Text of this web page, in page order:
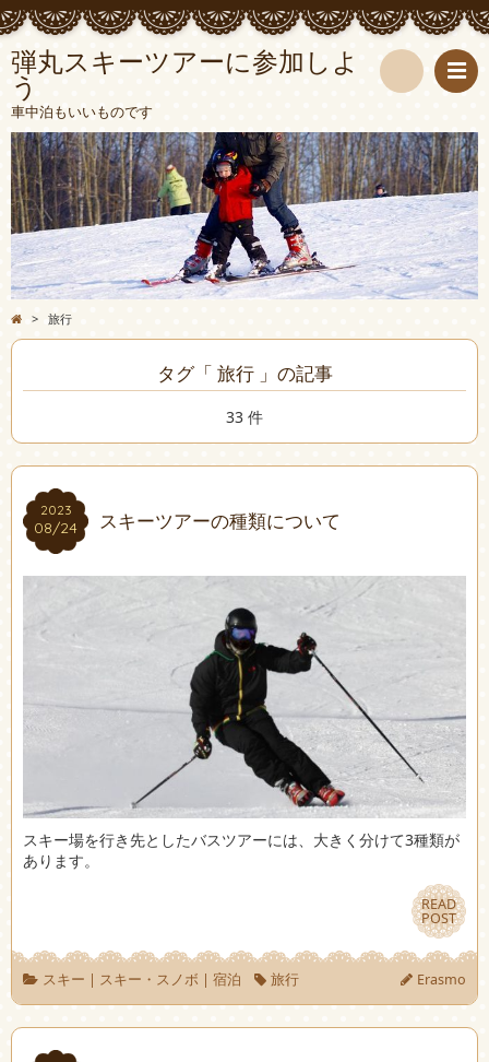
弾丸スキーツアーに参加しよ
う
車中泊もいいものです
索
> 旅行
タグ「 旅行 」の記事
33 件
2023
08/24
2023
08/24 スキーツアーの種類について
スキー場を行き先としたバスツアーには、大きく分けて3種類が
あります。
READ
POST
READ
POST
スキー | スキー・スノボ | 宿泊 旅行 Erasmo